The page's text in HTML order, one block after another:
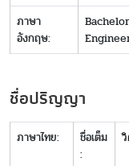
ภาษา
อังกฤษ:
ชื่อปริญญา
ภาษาไทย:
ชื่อเต็ม
: